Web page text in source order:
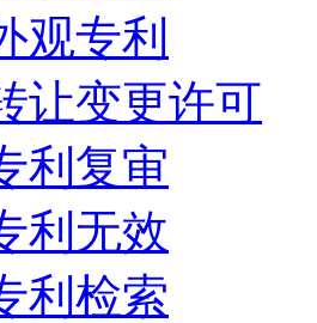
观专利
让变更许可
利复审
利无效
利检索